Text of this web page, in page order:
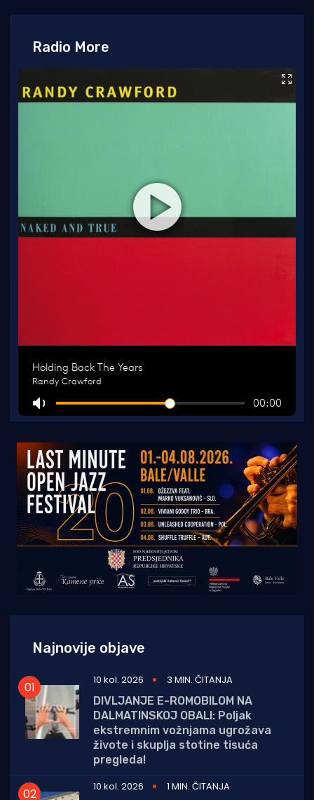
Radio More
Najnovije objave
10 kol. 2026
3 MIN. ČITANJA
DIVLJANJE E-ROMOBILOM NA
DALMATINSKOJ OBALI: Poljak
ekstremnim vožnjama ugrožava
živote i skuplja stotine tisuća
pregleda!
10 kol. 2026
1 MIN. ČITANJA